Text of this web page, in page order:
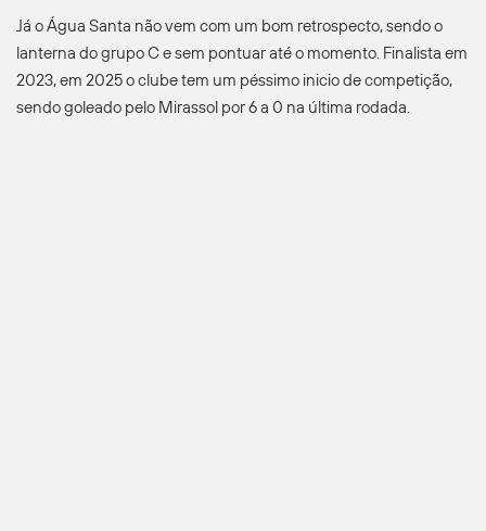
Copa Libertadores
América do Sul 21/08/2026
Corinthians 00:30
Agr 0 - 0
Rosario Central
Já o Água Santa não vem com um bom retrospecto, sendo o
lanterna do grupo C e sem pontuar até o momento. Finalista em
2023, em 2025 o clube tem um péssimo inicio de competição,
sendo goleado pelo Mirassol por 6 a 0 na última rodada.